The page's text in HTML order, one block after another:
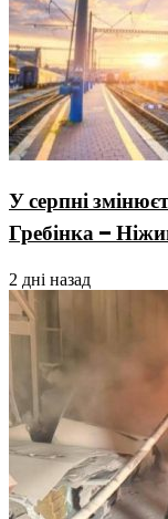
У серпні
Гребінка –
2 дні назад